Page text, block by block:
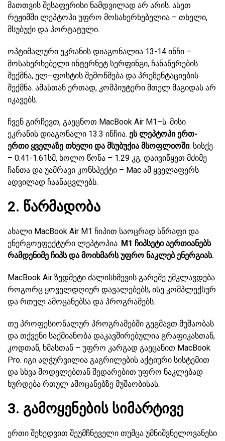
მათთვის შესაფერისი ნამდვილად არ არის. ასეთ
რეჟიმში ლეპტოპი უფრო მოსახერხებელია – თხელი,
მსუბუქი და პორტატული.
ოპტიმალური ეკრანის დიაგონალია 13-14 ინჩი –
მოსახერხებელი ინტერნეტ სერფინგი, ჩანაწერების
შექმნა, ელ–ფოსტის შემოწმება და პრეზენტაციების
შექმნა. ამასთან ერთად, კომპიუტერი მთელ მაგიდას არ
იკავებს.
ჩვენ გირჩევთ, გაეცნოთ MacBook Air M1–ს. მისი
ეკრანის დიაგონალი 13.3 ინჩია. ეს ლეპტოპი ერთ-
ერთი ყველაზე თხელი და მსუბუქია მსოფლიოში: სისქე
– 0.41-1.61სმ, ხოლო წონა – 1.29 კგ. დაივიწყეთ მძიმე
ჩანთა და უამრავი კონსპექტი – Mac ამ ყველაფერს
ადვილად ჩაანაცვლებს.
2. წარმადობა
ახალი MacBook Air M1 ჩიპით საოცრად სწრაფი და
ენერგოეფექტური ლეპტოპია. M1 ჩიპსეტი აერთიანებს
რამდენიმე ჩიპს და მოიხმარს უფრო ნაკლებ ენერგიას.
MacBook Air ზედმეტი ძალისხმევის გარეშე უმკლავდება
როგორც ყოველდღიურ დავალებებს, ისე კომპლექსურ
და რთულ ამოცანებსა და პროგრამებს.
თუ პროფესიონალურ პროგრამებში გეგმავთ მუშაობას
და თქვენი საქმიანობა დაკავშირებულია გრაფიკასთან,
კოდთან, ხმასთან – უფრო კარგად გაეცანით MacBook
Pro. იგი აღჭურვილია გაგრილების აქტიური სისტემით
და სხვა მოდელებთან შედარებით უფრო ნაკლებად
ხურდება რთულ ამოცანებზე მუშაობისას.
3. გამოყენების სიმარტივე
ერთი შეხედვით შეუმჩნეველი თუმცა უმნიშვნელოვანესი